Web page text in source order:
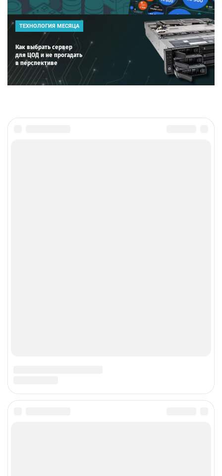
ТЕХНОЛОГИЯ МЕСЯЦА
Как выбрать сервер
для ЦОД и не прогадать
в перспективе